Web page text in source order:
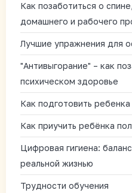
Как позаботиться о
домашнего и рабочего
Лучшие упражнения для
"Антивыгорание" – как
психическом здоровье
Как подготовить
Как приучить ребёнка
Цифровая гигиена:
реальной жизнью
Трудности обучения